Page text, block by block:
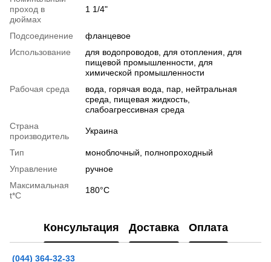
проход в
дюймах
1 1/4"
Подсоединение
фланцевое
Использование
для водопроводов, для отопления, для
пищевой промышленности, для
химической промышленности
Рабочая среда
вода, горячая вода, пар, нейтральная
среда, пищевая жидкость,
слабоагрессивная среда
Страна
производитель
Украина
Тип
моноблочный, полнопроходный
Управление
ручное
Максимальная
t*C
180°С
Консультация Доставка Оплата
(044) 364-32-33